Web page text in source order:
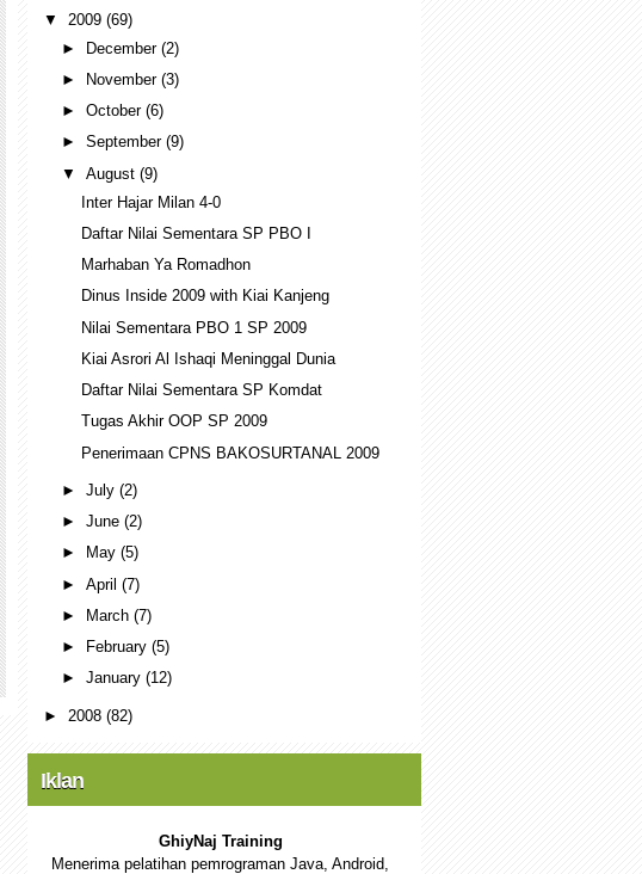
▼ 2009 (69)
►
December(2)
►
November(3)
►October(6)
►September(9)
▼August(9)
Inter Hajar Milan 4-0
Daftar Nilai Sementara SP PBO I
Marhaban Ya Romadhon
Dinus Inside 2009 with Kiai Kanjeng
Nilai Sementara PBO 1 SP 2009
Kiai Asrori Al Ishaqi Meninggal Dunia
Daftar Nilai Sementara SP Komdat
Tugas Akhir OOP SP 2009
Penerimaan CPNS BAKOSURTANAL 2009
►July(2)
►June(2)
►
May(5)
►April(7)
► March(7)
►
February(5)
►January(12)
► 2008 (82)
Iklan
GhiyNaj Training
Menerima pelatihan pemrograman Java, Android,